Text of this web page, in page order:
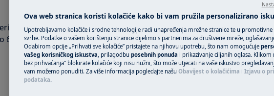
6 sati
Zatražite
Povjerite svoj
tehničarima i
uslugu za svoj
uslugu „Fiksna
uređaje van
Ova web stranica koristi kolačiće kako bi vam pružila personalizirano
Upotrebljavamo kolačiće i srodne tehnologije radi unapređenja mrežne stranice te u
svrhe. Podatke o vašem korištenju stranice dijelimo s partnerima za društvene mreže,
Odabirom opcije „Prihvati sve kolačiće” pristajete na njihovu upotrebu, što nam omogućuje
vašeg korisničkog iskustva , prilagodbu posebnih ponuda i prikazivanje ciljanih oglasa. Klikom
bez prihvaćanja” blokirate kolačiće koji nisu nužni, što može utjecati na vaše iskustvo
vam možemo ponuditi. Za više informacija pogledajte našu Obavijest o kolačićima i Izjavu o
podataka.